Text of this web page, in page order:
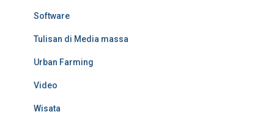
Software
Tulisan di Media massa
Urban Farming
Video
Wisata